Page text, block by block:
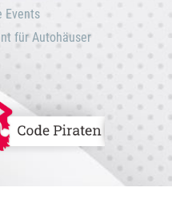
Events
für Autohäuser